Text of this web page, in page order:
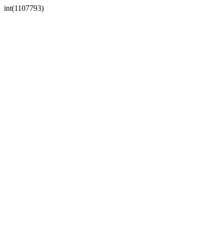
int(1107793)